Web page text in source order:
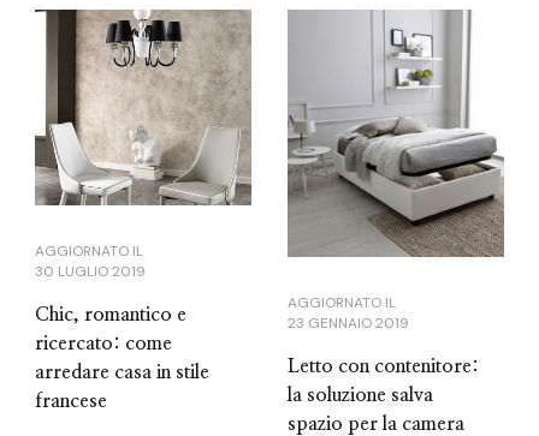
AGGIORNATO IL
30 LUGLIO 2019
Chic, romantico e
ricercato: come
arredare casa in stile
francese
AGGIORNATO IL
23 GENNAIO 2019
Letto con contenitore:
la soluzione salva
spazio per la camera